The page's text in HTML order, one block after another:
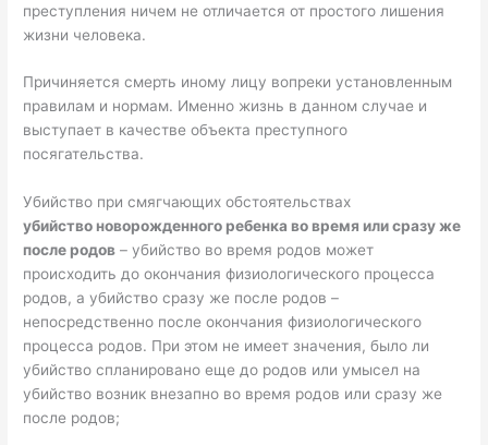
преступления ничем не отличается от простого лишения
жизни человека.
Причиняется смерть иному лицу вопреки установленным
правилам и нормам. Именно жизнь в данном случае и
выступает в качестве объекта преступного
посягательства.
Убийство при смягчающих обстоятельствах
убийство новорожденного ребенка во время или сразу же
после родов – убийство во время родов может
происходить до окончания физиологического процесса
родов, а убийство сразу же после родов –
непосредственно после окончания физиологического
процесса родов. При этом не имеет значения, было ли
убийство спланировано еще до родов или умысел на
убийство возник внезапно во время родов или сразу же
после родов;